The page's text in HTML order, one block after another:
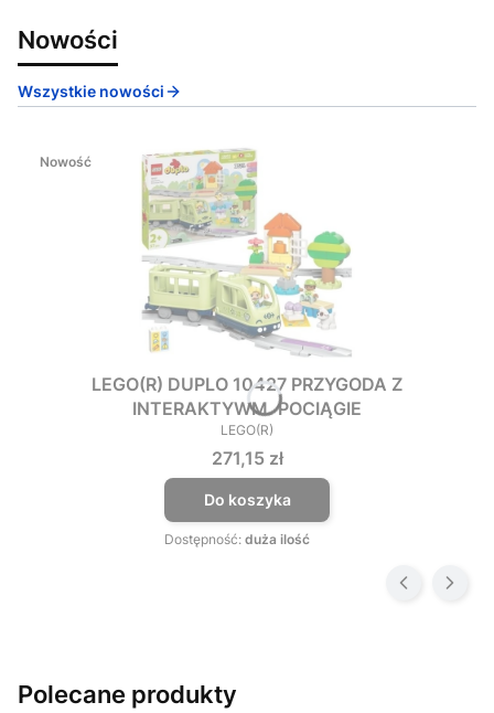
Nowości
Wszystkie nowości
Nowość
LEGO(R) DUPLO 10427 PRZYGODA Z
INTERAKTYWM. POCIĄGIE
PRODUCENT
LEGO(R)
Cena
271,15 zł
Do koszyka
Dostępność: duża ilość
Polecane produkty